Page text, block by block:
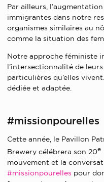
Par ailleurs,
immigrantes dans notre
organismes similaires au
comme la situation des
Notre approche féministe
l’intersectionnalité de
particulières qu’elles
dédiée et adaptée.
#missionpourelles
Cette année, le Pavillon
Brewery célébrera son 20e
mouvement et la
#missionpourelles pour